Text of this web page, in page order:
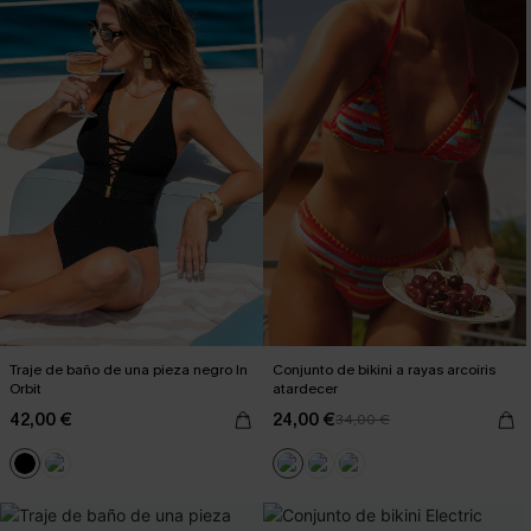
Traje de baño de una pieza negro In
Orbit
42,00 €
Conjunto de bikini a rayas arcoíris
atardecer
24,00 €34,00 €